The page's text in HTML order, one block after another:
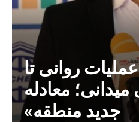
روانی تا
میدانی؛ معادله
جدید منطقه»